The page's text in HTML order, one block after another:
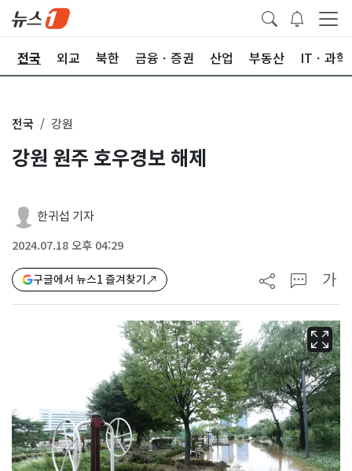
전국 외교 북한 금융ㆍ증권 산업 부동산 ITㆍ과학
전국 강원
강원 원주 호우경보 해제
한귀섭 기자
2024.07.18 오후 04:29
구글에서 뉴스1 즐겨찾기 가